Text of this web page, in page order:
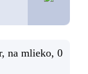
na mlieko, 0